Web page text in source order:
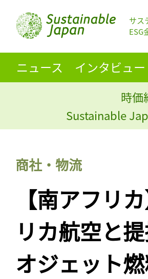
サス
ESG
ニュース インタビュー
時価
Sustainable
商社・物流
【南アフリ
リカ航空と
オジェット